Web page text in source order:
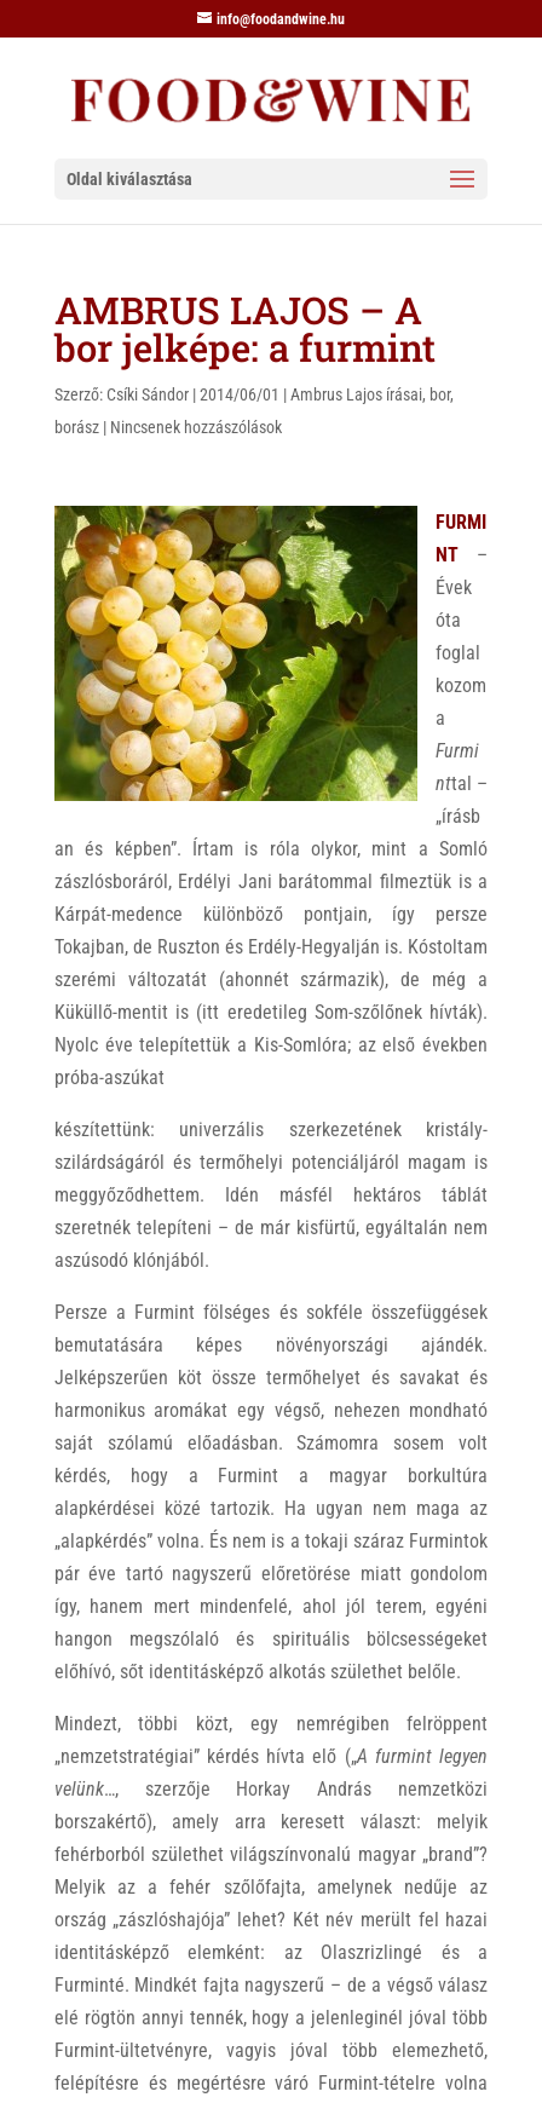
info@foodandwine.hu
Oldal kiválasztása
AMBRUS LAJOS – A
bor jelképe: a furmint
Szerző: Csíki Sándor|2014/06/01 |Ambrus Lajos írásai, bor,
borász| Nincsenek hozzászólások
FURMI
NT–
Évek
óta
foglal
kozom
a
Furmi
nttal –
„írásb
an és képben”. Írtam is róla olykor, mint a Somló
zászlósboráról, Erdélyi Jani barátommal filmeztük is a
Kárpát-medence különböző pontjain, így persze
Tokajban, de Ruszton és Erdély-Hegyalján is. Kóstoltam
szerémi változatát (ahonnét származik), de még a
Küküllő-mentit is (itt eredetileg Som-szőlőnek hívták).
Nyolc éve telepítettük a Kis-Somlóra; az első években
próba-aszúkat
készítettünk: univerzális szerkezetének kristály-
szilárdságáról és termőhelyi potenciáljáról magam is
meggyőződhettem. Idén másfél hektáros táblát
szeretnék telepíteni – de már kisfürtű, egyáltalán nem
aszúsodó klónjából.
Persze a Furmint fölséges és sokféle összefüggések
bemutatására képes növényországi ajándék.
Jelképszerűen köt össze termőhelyet és savakat és
harmonikus aromákat egy végső, nehezen mondható
saját szólamú előadásban. Számomra sosem volt
kérdés, hogy a Furmint a magyar borkultúra
alapkérdései közé tartozik. Ha ugyan nem maga az
„alapkérdés” volna. És nem is a tokaji száraz Furmintok
pár éve tartó nagyszerű előretörése miatt gondolom
így, hanem mert mindenfelé, ahol jól terem, egyéni
hangon megszólaló és spirituális bölcsességeket
előhívó, sőt identitásképző alkotás születhet belőle.
Mindezt, többi közt, egy nemrégiben felröppent
„nemzetstratégiai” kérdés hívta elő („A furmint legyen
velünk…, szerzője Horkay András nemzetközi
borszakértő), amely arra keresett választ: melyik
fehérborból születhet világszínvonalú magyar „brand”?
Melyik az a fehér szőlőfajta, amelynek nedűje az
ország „zászlóshajója” lehet? Két név merült fel hazai
identitásképző elemként: az Olaszrizlingé és a
Furminté. Mindkét fajta nagyszerű – de a végső válasz
elé rögtön annyi tennék, hogy a jelenleginél jóval több
Furmint-ültetvényre, vagyis jóval több elemezhető,
felépítésre és megértésre váró Furmint-tételre volna